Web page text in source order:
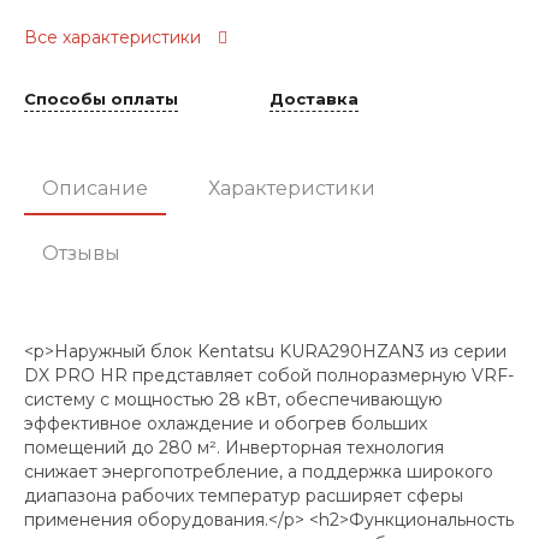
Все характеристики
Способы оплаты Доставка
Описание Характеристики
Отзывы
<p>Наружный блок Kentatsu KURA290HZAN3 из серии
DX PRO HR представляет собой полноразмерную VRF-
систему с мощностью 28 кВт, обеспечивающую
эффективное охлаждение и обогрев больших
помещений до 280 м². Инверторная технология
снижает энергопотребление, а поддержка широкого
диапазона рабочих температур расширяет сферы
применения оборудования.</p> <h2>Функциональность